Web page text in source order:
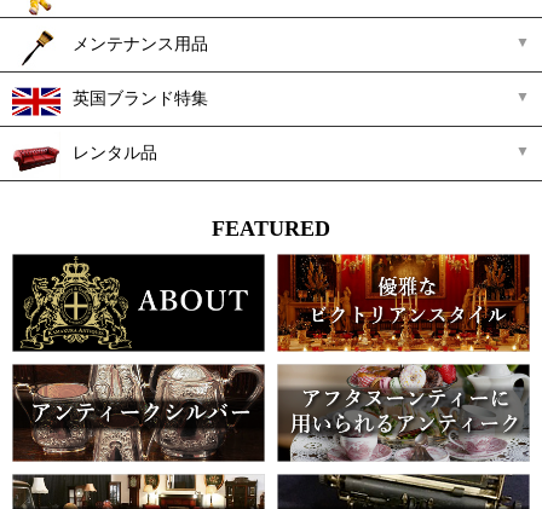
メンテナンス用品
英国ブランド特集
レンタル品
FEATURED